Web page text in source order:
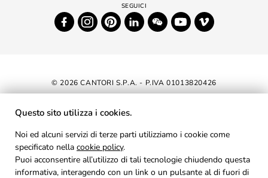
© 2026 CANTORI S.P.A. - P.IVA 01013820426
DICHIARAZIONE DI ACCESSIBILITÀ
AREA RISERVATA
PRIVACY
Questo sito utilizza i cookies.
Noi ed alcuni servizi di terze parti utilizziamo i cookie come
specificato nella cookie policy.
Puoi acconsentire all’utilizzo di tali tecnologie chiudendo questa
informativa, interagendo con un link o un pulsante al di fuori di